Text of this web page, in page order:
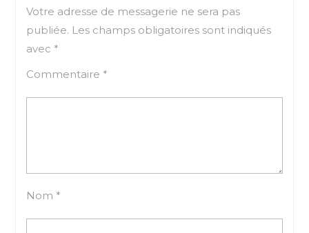
Votre adresse de messagerie ne sera pas
publiée. Les champs obligatoires sont indiqués
avec *
Commentaire *
Nom *